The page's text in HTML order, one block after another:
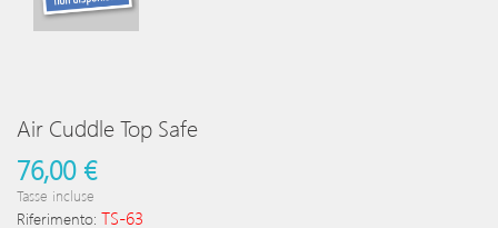
Air Cuddle Top Safe
76,00 €
Tasse incluse
Riferimento: TS-63